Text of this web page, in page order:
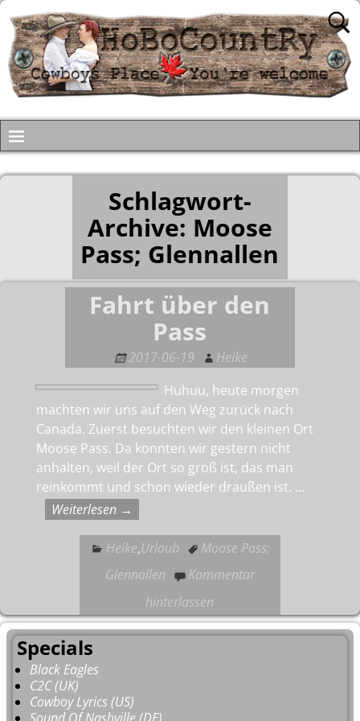
Schlagwort-
Archive: Moose
Pass; Glennallen
Fahrt über den
Pass
2017-06-19
Heike
Huhuu, heute morgen
machten wir uns auf den Weg zurück nach
Canada. Zuerst besuchten wir den kleinen Ort
Moose Pass. Da konnten wir gestern nicht
anhalten, weil der Ort so groß ist, das man
reinkommt und schon wieder draußen ist. …
Weiterlesen →
Heike,Urlaub
Moose Pass;
Glennallen
Kommentar
hinterlassen
Specials
Black Eagles
C2C (UK)
Cowboy Lyrics (US)